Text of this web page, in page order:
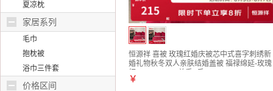
夏凉枕
家居系列
毛巾
抱枕被
浴巾三件套
价格区间
恒源祥 喜被 玫瑰红婚庆被芯中式喜字刺绣新
婚礼物秋冬双人亲肤结婚盖被 福禄绵延-玫瑰
￥